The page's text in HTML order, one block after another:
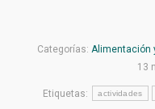
Categorías: Alimentación
13
Etiquetas: actividades